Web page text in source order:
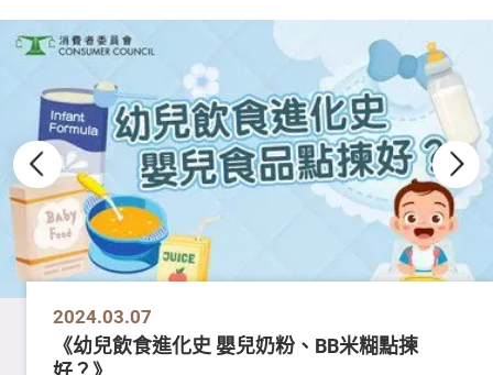
2024.03.07
《幼兒飲食進化史 嬰兒奶粉、BB米糊點揀